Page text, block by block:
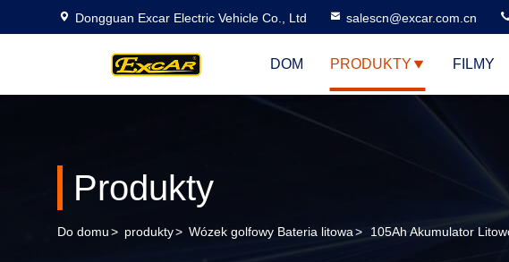
Dongguan Excar Electric Vehicle Co., Ltd salescn@excar.com.cn
DOM PRODUKTY FILMY
Produkty
Do domu> produkty> Wózek golfowy Bateria litowa> 105Ah Akumulator